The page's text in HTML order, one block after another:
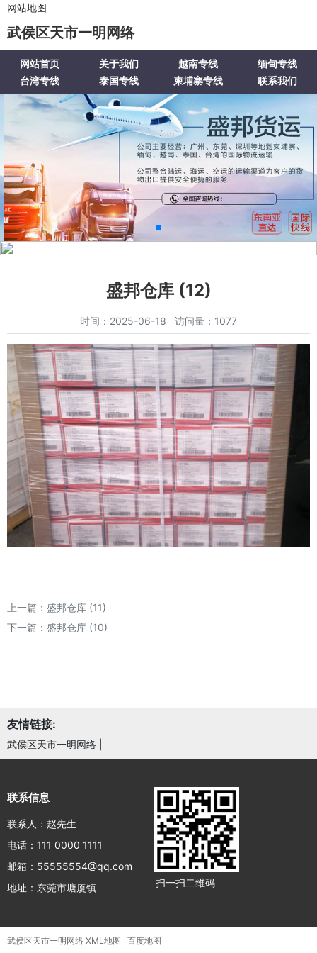
网站地图
武侯区天市一明网络
网站首页 关于我们 越南专线
缅甸专线
台湾专线
泰国专线 柬埔寨专线 联系我们
盛邦仓库 (12)
时间：2025-06-18 访问量：1077
上一篇： 盛邦仓库 (11)
下一篇： 盛邦仓库 (10)
友情链接:
武侯区天市一明网络
联系信息
联系人：赵先生
电话：111 0000 1111
邮箱：55555554@qq.com
地址：东莞市塘厦镇
扫一扫二维码
武侯区天市一明网络 XML地图 百度地图